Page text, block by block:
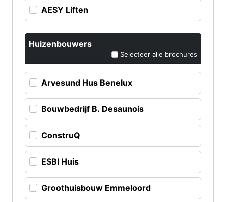
AESY Liften
Huizenbouwers
Selecteer alle brochures
Arvesund Hus Benelux
Bouwbedrijf B. Desaunois
ConstruQ
ESBI Huis
Groothuisbouw Emmeloord